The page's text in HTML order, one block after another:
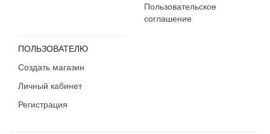
Пользовательское
соглашение
ПОЛЬЗОВАТЕЛЮ
Создать магазин
Личный кабинет
Регистрация